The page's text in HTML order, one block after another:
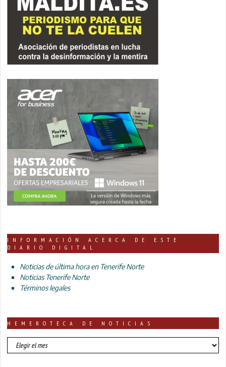
INFORMACIÓN ACERCA DE ESTE
DIARIO DIGITAL
Noticias de última hora en Tenerife Norte
Noticias Tenerife Norte
Términos legales
HEMEROTECA DE NOTICIAS
HEMEROTECA
DE